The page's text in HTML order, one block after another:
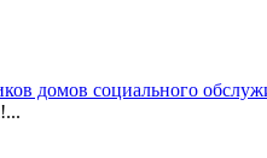
домов социального